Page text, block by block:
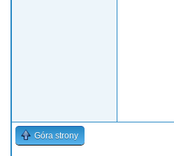
Góra strony